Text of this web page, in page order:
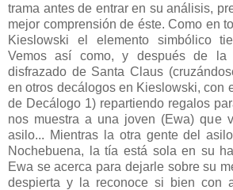
trama antes de entrar en su análisis,
mejor comprensión de éste. Como en
Kieslowski el elemento simbólico
Vemos así como, y después de la
disfrazado de Santa Claus
en otros decálogos en Kieslowski, con
de Decálogo 1) repartiendo regalos
nos muestra a una joven (Ewa) que
asilo... Mientras la otra gente del
Nochebuena, la tía está sola en su
Ewa se acerca para dejarle sobre su
despierta y la reconoce si bien con